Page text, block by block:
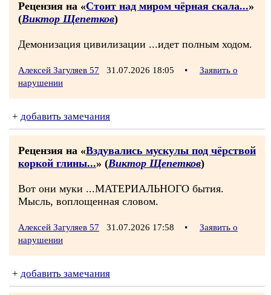
Рецензия на «Стоит над миром чёрная скала...»
(Виктор Щепетков)
Демонизация цивилизации ...идет полным ходом.
Алексей Загуляев 57 31.07.2026 18:05 •
Заявить о
нарушении
+ добавить замечания
Рецензия на «Вздувались мускулы под чёрствой
коркой глины...» (Виктор Щепетков)
Вот они муки ...МАТЕРИАЛЬНОГО бытия.
Мысль, воплощенная словом.
Алексей Загуляев 57 31.07.2026 17:58 •
Заявить о
нарушении
+ добавить замечания